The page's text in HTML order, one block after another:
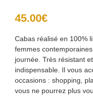
45.00€
Cabas réalisé en 100%
femmes
journée. Très résistant
indispensable. Il vous
occasions : shopping,
vous ne pourrez plus